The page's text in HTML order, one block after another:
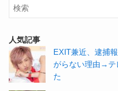
人気記事
EXIT兼近、逮捕
がらない理由→テ
た